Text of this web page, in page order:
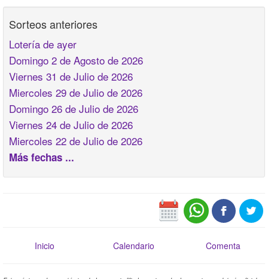
Sorteos anteriores
Lotería de ayer
Domingo 2 de Agosto de 2026
Viernes 31 de Julio de 2026
Miercoles 29 de Julio de 2026
Domingo 26 de Julio de 2026
Viernes 24 de Julio de 2026
Miercoles 22 de Julio de 2026
Más fechas ...
Inicio Calendario Comenta